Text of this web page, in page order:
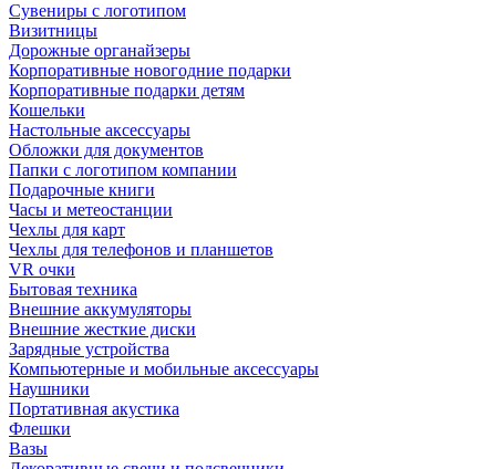
Сувениры с логотипом
Визитницы
Дорожные органайзеры
Корпоративные новогодние подарки
Корпоративные подарки детям
Кошельки
Настольные аксессуары
Обложки для документов
Папки с логотипом компании
Подарочные книги
Часы и метеостанции
Чехлы для карт
Чехлы для телефонов и планшетов
VR очки
Бытовая техника
Внешние аккумуляторы
Внешние жесткие диски
Зарядные устройства
Компьютерные и мобильные аксессуары
Наушники
Портативная акустика
Флешки
Вазы